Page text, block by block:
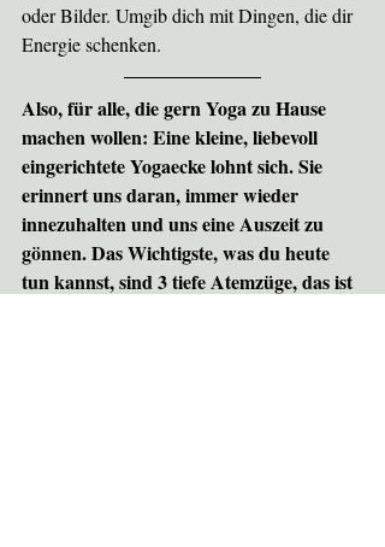
oder Bilder. Umgib dich mit Dingen, die dir
Energie schenken.
Also, für alle, die gern Yoga zu Hause
machen wollen: Eine kleine, liebevoll
eingerichtete Yogaecke lohnt sich. Sie
erinnert uns daran, immer wieder
innezuhalten und uns eine Auszeit zu
gönnen. Das Wichtigste, was du heute
tun kannst, sind 3 tiefe Atemzüge, das ist